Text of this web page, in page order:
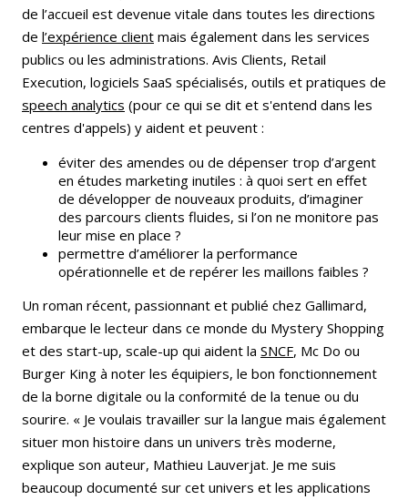
de l’accueil est devenue vitale dans toutes les directions
de l’expérience client mais également dans les services
publics ou les administrations. Avis Clients, Retail
Execution, logiciels SaaS spécialisés, outils et pratiques de
speech analytics (pour ce qui se dit et s'entend dans les
centres d'appels) y aident et peuvent :
éviter des amendes ou de dépenser trop d’argent
en études marketing inutiles : à quoi sert en effet
de développer de nouveaux produits, d’imaginer
des parcours clients fluides, si l’on ne monitore pas
leur mise en place ?
permettre d’améliorer la performance
opérationnelle et de repérer les maillons faibles ?
Un roman récent, passionnant et publié chez Gallimard,
embarque le lecteur dans ce monde du Mystery Shopping
et des start-up, scale-up qui aident la SNCF, Mc Do ou
Burger King à noter les équipiers, le bon fonctionnement
de la borne digitale ou la conformité de la tenue ou du
sourire. « Je voulais travailler sur la langue mais également
situer mon histoire dans un univers très moderne,
explique son auteur, Mathieu Lauverjat. Je me suis
beaucoup documenté sur cet univers et les applications